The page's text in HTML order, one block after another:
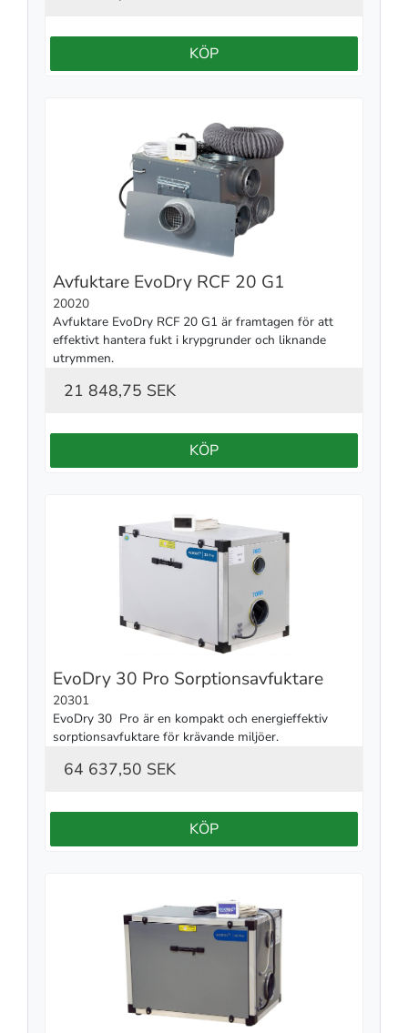
KÖP
Avfuktare EvoDry RCF 20 G1
20020
Avfuktare EvoDry RCF 20 G1 är framtagen för att
effektivt hantera fukt i krypgrunder och liknande
utrymmen.
21 848,75 SEK
KÖP
EvoDry 30 Pro Sorptionsavfuktare
20301
EvoDry 30  Pro är en kompakt och energieffektiv
sorptionsavfuktare för krävande miljöer.
64 637,50 SEK
KÖP